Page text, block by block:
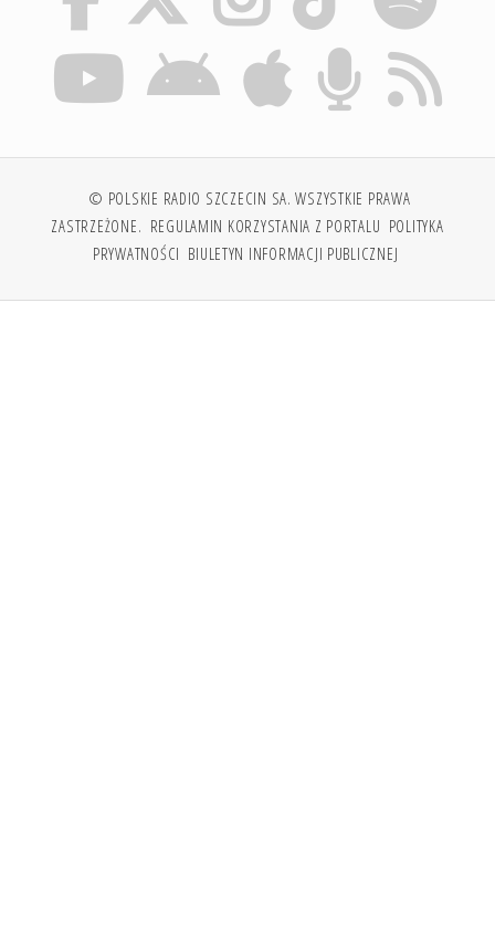
© POLSKIE RADIO SZCZECIN SA. WSZYSTKIE PRAWA
ZASTRZEŻONE. REGULAMIN KORZYSTANIA Z PORTALU POLITYKA
PRYWATNOŚCI BIULETYN INFORMACJI PUBLICZNEJ